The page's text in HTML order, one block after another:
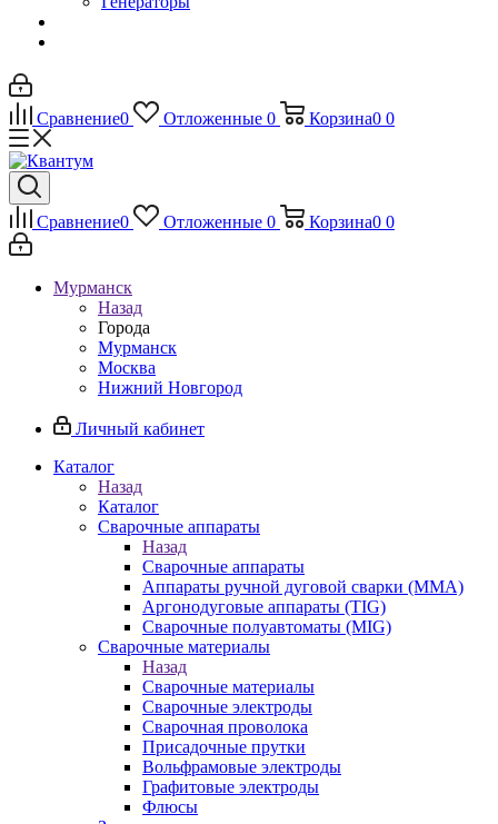
Сравнение0 Отложенные 0 Корзина0 0
Сравнение0 Отложенные 0 Корзина0 0
Мурманск
Назад
Города
Мурманск
Москва
Нижний Новгород
Личный кабинет
Каталог
Назад
Каталог
Сварочные аппараты
Назад
Сварочные аппараты
Аппараты ручной дуговой сварки (MMA)
Аргонодуговые аппараты (TIG)
Сварочные полуавтоматы (MIG)
Сварочные материалы
Назад
Сварочные материалы
Сварочные электроды
Сварочная проволока
Присадочные прутки
Вольфрамовые электроды
Графитовые электроды
Флюсы